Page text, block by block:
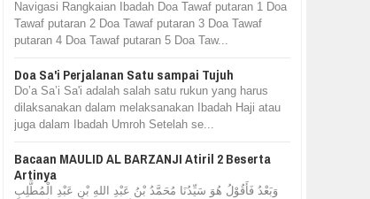
Navigasi Rangkaian Ibadah Doa Tawaf putaran 1 Doa
Tawaf putaran 2 Doa Tawaf putaran 3 Doa Tawaf
putaran 4 Doa Tawaf putaran 5 Doa Taw...
Doa Sa'i Perjalanan Satu sampai Tujuh
Do’a Sa’i Sa'i adalah salah satu rukun yang harus
dilaksanakan dalam melaksanakan Ibadah Haji atau
juga dalam Ibadah Umroh Setelah se...
Bacaan MAULID AL BARZANJI Atiril 2 Beserta
Artinya
وَبَعْدُ فَأَقُوْلُ هُوَ سَيِّدُنَا مُحَمَّدُ بْنُ عَبْدِ اللهِ بْنِ عَبْدِ الْمُطَّلِبِ